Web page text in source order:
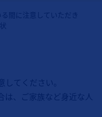
間に注意していただき
てください。
は、ご家族など身近な人